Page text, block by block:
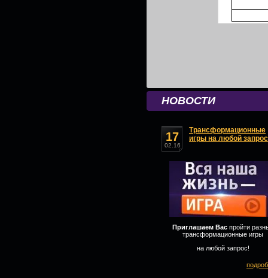
НОВОСТИ
17
02.16
Трансформационные
игры на любой
Приглашаем Вас пройти
трансформационные игры
на любой запрос!